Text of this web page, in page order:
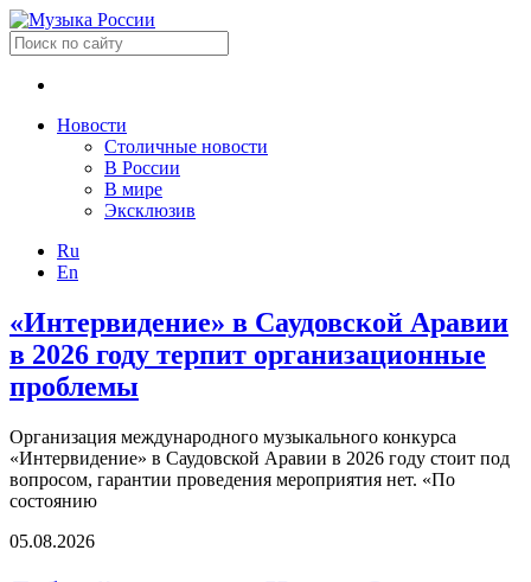
Новости
Столичные новости
В России
В мире
Эксклюзив
Ru
En
«Интервидение» в Саудовской Аравии
в 2026 году терпит организационные
проблемы
Организация международного музыкального конкурса
«Интервидение» в Саудовской Аравии в 2026 году стоит под
вопросом, гарантии проведения мероприятия нет. «По
состоянию
05.08.2026